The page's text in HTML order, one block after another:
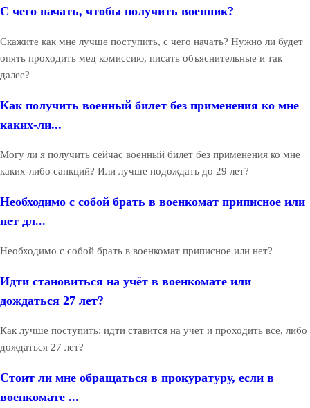
С чего начать, чтобы получить военник?
Скажите как мне лучше поступить, с чего начать? Нужно ли будет
опять проходить мед комиссию, писать объяснительные и так
далее?
Как получить военный билет без применения ко мне
каких-ли...
Могу ли я получить сейчас военный билет без применения ко мне
каких-либо санкций? Или лучше подождать до 29 лет?
Необходимо с собой брать в военкомат приписное или
нет дл...
Необходимо с собой брать в военкомат приписное или нет?
Идти становиться на учёт в военкомате или
дождаться 27 лет?
Как лучше поступить: идти ставится на учет и проходить все, либо
дождаться 27 лет?
Стоит ли мне обращаться в прокуратуру, если в
военкомате ...